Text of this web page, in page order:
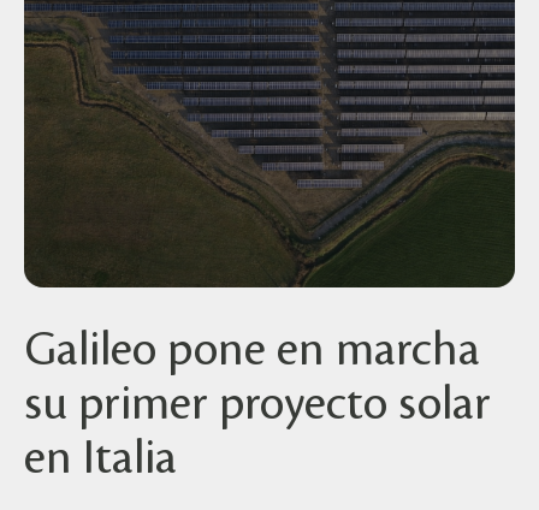
Galileo pone en marcha
su primer proyecto solar
en Italia